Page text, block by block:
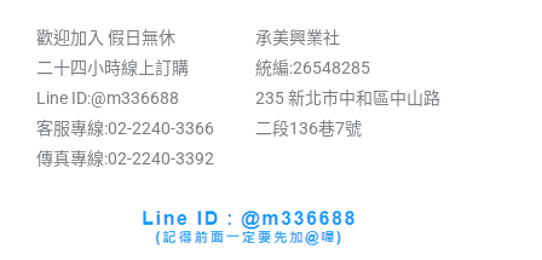
歡迎加入 假日無休
二十四小時線上訂購
Line ID:@m336688
客服專線:02-2240-3366
傳真專線:02-2240-3392
承美興業社
統編:26548285
235 新北市中和區中山路
二段136巷7號